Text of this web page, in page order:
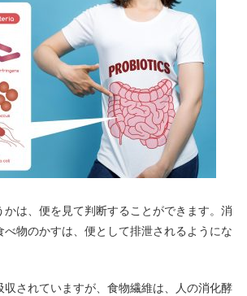
かは、便を見て判断することができます。消
物のかすは、便として排泄されるようにな
収されていますが、食物繊維は、人の消化酵